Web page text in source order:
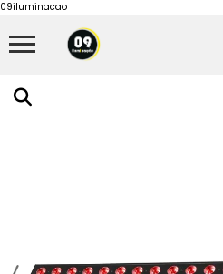
09iluminacao